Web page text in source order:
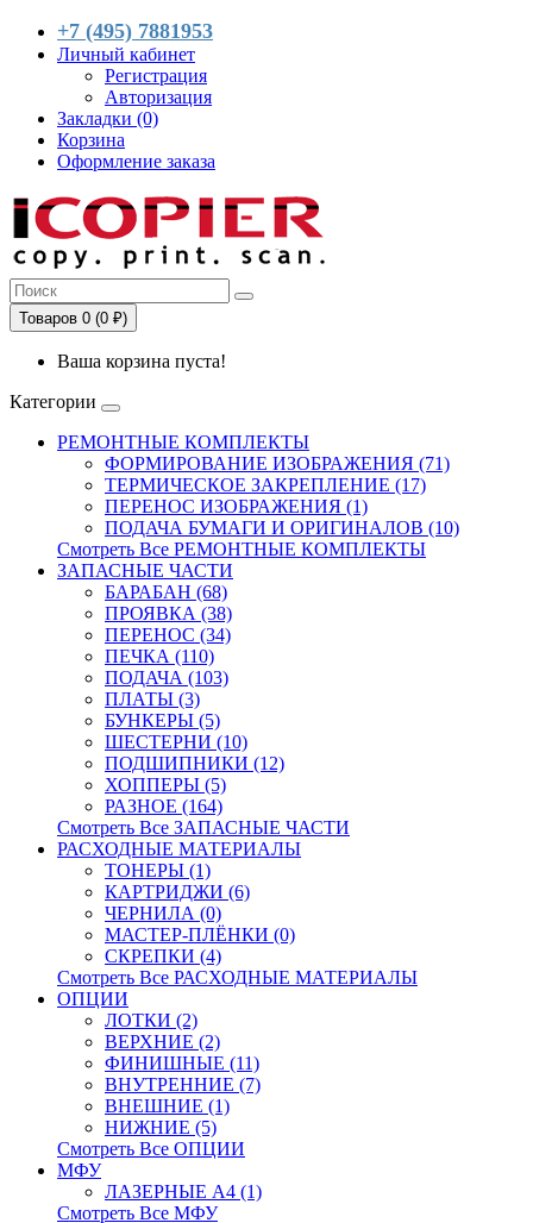
+7 (495) 7881953
Личный кабинет
Регистрация
Авторизация
Закладки (0)
Корзина
Оформление заказа
Товаров 0 (0 ₽)
Ваша корзина пуста!
Категории
РЕМОНТНЫЕ КОМПЛЕКТЫ
ФОРМИРОВАНИЕ ИЗОБРАЖЕНИЯ (71)
ТЕРМИЧЕСКОЕ ЗАКРЕПЛЕНИЕ (17)
ПЕРЕНОС ИЗОБРАЖЕНИЯ (1)
ПОДАЧА БУМАГИ И ОРИГИНАЛОВ (10)
Смотреть Все РЕМОНТНЫЕ КОМПЛЕКТЫ
ЗАПАСНЫЕ ЧАСТИ
БАРАБАН (68)
ПРОЯВКА (38)
ПЕРЕНОС (34)
ПЕЧКА (110)
ПОДАЧА (103)
ПЛАТЫ (3)
БУНКЕРЫ (5)
ШЕСТЕРНИ (10)
ПОДШИПНИКИ (12)
ХОППЕРЫ (5)
РАЗНОЕ (164)
Смотреть Все ЗАПАСНЫЕ ЧАСТИ
РАСХОДНЫЕ МАТЕРИАЛЫ
ТОНЕРЫ (1)
КАРТРИДЖИ (6)
ЧЕРНИЛА (0)
МАСТЕР-ПЛЁНКИ (0)
СКРЕПКИ (4)
Смотреть Все РАСХОДНЫЕ МАТЕРИАЛЫ
ОПЦИИ
ЛОТКИ (2)
ВЕРХНИЕ (2)
ФИНИШНЫЕ (11)
ВНУТРЕННИЕ (7)
ВНЕШНИЕ (1)
НИЖНИЕ (5)
Смотреть Все ОПЦИИ
МФУ
ЛАЗЕРНЫЕ A4 (1)
Смотреть Все МФУ